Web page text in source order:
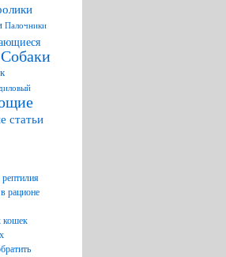
Палочники
Собаки
статьи
рационе
кошек